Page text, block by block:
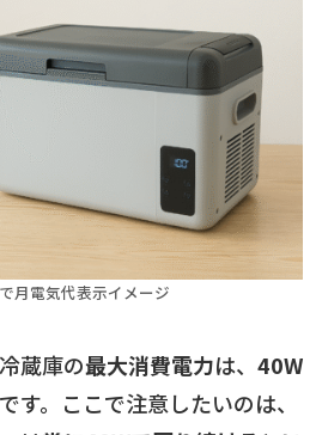
月電気代表示イメージ
蔵庫の最大消費電力は、 40W
す。ここで注意したいのは、